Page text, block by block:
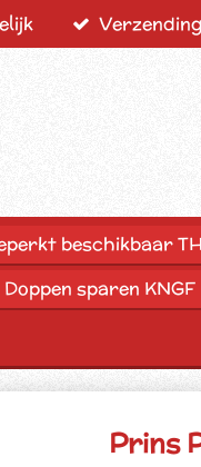
beschikbaar
Doppen sparen KNGF
Prins